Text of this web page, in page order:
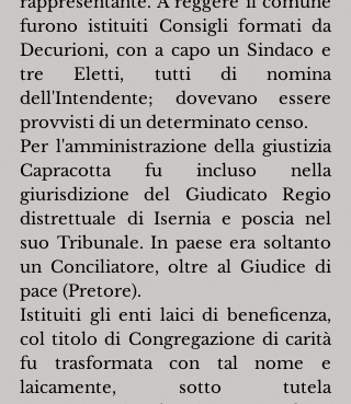
furono istituiti Consigli formati da
Decurioni, con a capo un Sindaco e
tre Eletti, tutti di nomina
dell'Intendente; dovevano essere
provvisti di un determinato censo.
Per l'amministrazione della giustizia
Capracotta fu incluso nella
giurisdizione del Giudicato Regio
distrettuale di Isernia e poscia nel
suo Tribunale. In paese era soltanto
un Conciliatore, oltre al Giudice di
pace (Pretore).
Istituiti gli enti laici di beneficenza,
col titolo di Congregazione di carità
fu trasformata con tal nome e
laicamente, sotto tutela